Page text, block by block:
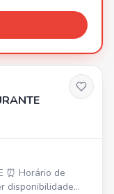
disponibilidade